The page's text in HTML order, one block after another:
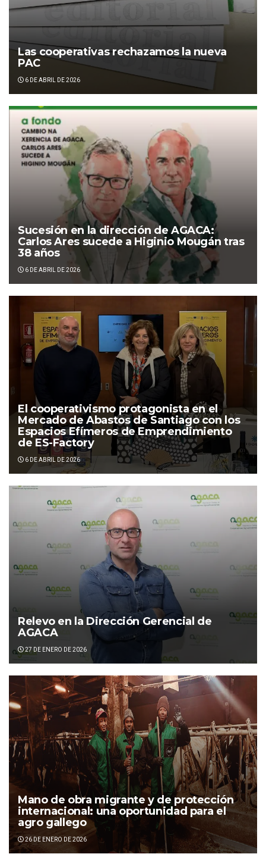
Las cooperativas rechazamos la nueva
PAC
6 DE ABRIL DE 2026
Sucesión en la dirección de AGACA:
Carlos Ares sucede a Higinio Mougán tras
38 años
6 DE ABRIL DE 2026
El cooperativismo protagonista en el
Mercado de Abastos de Santiago con los
Espacios Efímeros de Emprendimiento
de ES-Factory
6 DE ABRIL DE 2026
Relevo en la Dirección Gerencial de
AGACA
27 DE ENERO DE 2026
Mano de obra migrante y de protección
internacional: una oportunidad para el
agro gallego
26 DE ENERO DE 2026